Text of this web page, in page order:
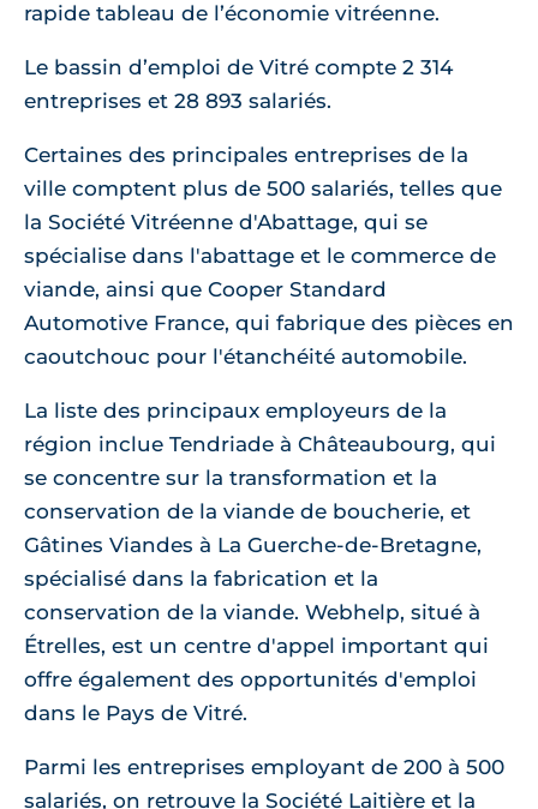
rapide tableau de l’économie vitréenne.
Le bassin d’emploi de Vitré compte 2 314
entreprises et 28 893 salariés.
Certaines des principales entreprises de la
ville comptent plus de 500 salariés, telles que
la Société Vitréenne d'Abattage, qui se
spécialise dans l'abattage et le commerce de
viande, ainsi que Cooper Standard
Automotive France, qui fabrique des pièces en
caoutchouc pour l'étanchéité automobile.
La liste des principaux employeurs de la
région inclue Tendriade à Châteaubourg, qui
se concentre sur la transformation et la
conservation de la viande de boucherie, et
Gâtines Viandes à La Guerche-de-Bretagne,
spécialisé dans la fabrication et la
conservation de la viande. Webhelp, situé à
Étrelles, est un centre d'appel important qui
offre également des opportunités d'emploi
dans le Pays de Vitré.
Parmi les entreprises employant de 200 à 500
salariés, on retrouve la Société Laitière et la